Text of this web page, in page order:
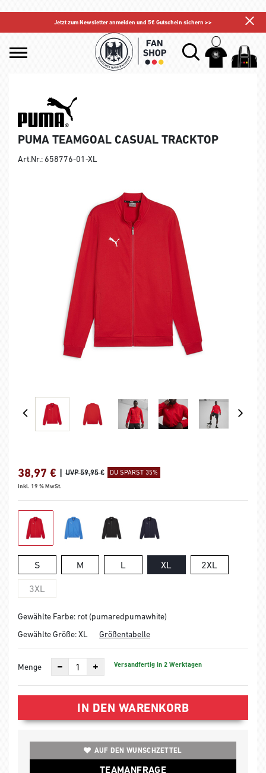
Jetzt zum Newsletter anmelden und 5€ Gutschein sichern >>
PUMA TEAMGOAL CASUAL TRACKTOP
Art.Nr.: 658776-01-XL
38,97 € | UVP 59,95 € DU SPARST 35%
inkl. 19 % MwSt.
S M L XL 2XL
3XL
Gewählte Farbe: rot (pumaredpumawhite)
Gewählte Größe:XL Größentabelle
Menge Versandfertig in 2 Werktagen
IN DEN WARENKORB
AUF DEN WUNSCHZETTEL
TEAMANFRAGE